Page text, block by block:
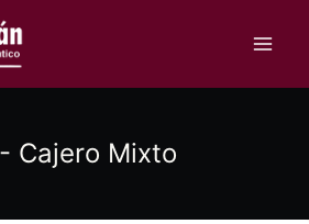
Cajero Mixto